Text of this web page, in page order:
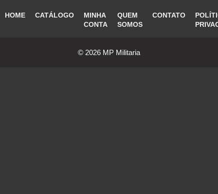
HOME CATÁLOGO
MINHA
CONTA
QUEM
SOMOS
CONTATO
© 2026 MP Militaria